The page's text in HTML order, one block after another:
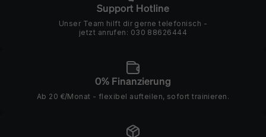
Support Hotline
Unser Team hilft dir gerne telefonisch -
jetzt anrufen: 030 88626444
0% Finanzierung
Ab 20 €/Monat - flexibel aufteilen, sofort trainieren.